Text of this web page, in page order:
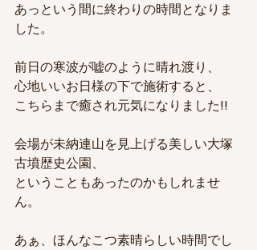
あっという間に終わりの時間となりま
した。
前日の寒波が嘘のように晴れ渡り、
心地いいお日様の下で施術すると、
こちらまで癒され元気になりました!!
会場が未納連山を見上げる美しい大塚
古墳歴史公園、
ということもあったのかもしれませ
ん。
あぁ、ほんなこつ素晴らしい時間でし